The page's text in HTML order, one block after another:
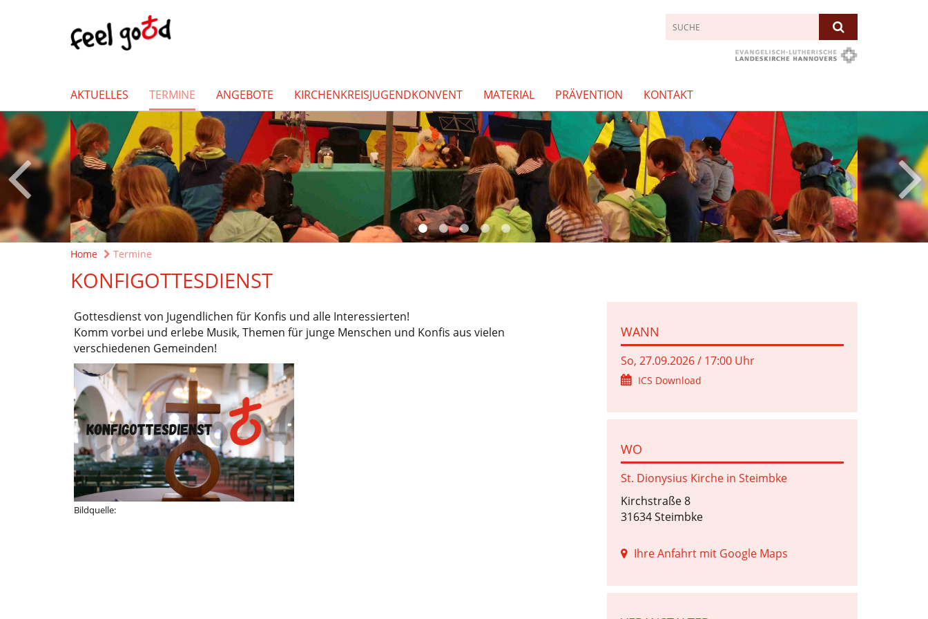
AKTUELLES TERMINE ANGEBOTE KIRCHENKREISJUGENDKONVENT MATERIAL PRÄVENTION KONTAKT
Home Termine
KONFIGOTTESDIENST
Gottesdienst von Jugendlichen für Konfis und alle Interessierten!
Komm vorbei und erlebe Musik, Themen für junge Menschen und Konfis aus vielen
verschiedenen Gemeinden!
Bildquelle:
WANN
So, 27.09.2026 / 17:00 Uhr
ICS Download
WO
St. Dionysius Kirche in Steimbke
Kirchstraße 8
31634 Steimbke
Ihre Anfahrt mit Google Maps